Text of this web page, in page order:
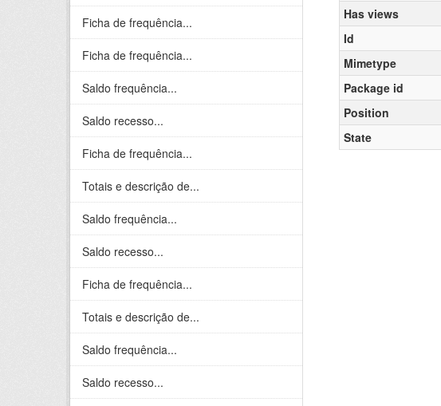
Ficha de frequência...
Ficha de frequência...
Saldo frequência...
Saldo recesso...
Ficha de frequência...
Totais e descrição de...
Saldo frequência...
Saldo recesso...
Ficha de frequência...
Totais e descrição de...
Saldo frequência...
Saldo recesso...
Has views
Id
Mimetype
Package id
Position
State